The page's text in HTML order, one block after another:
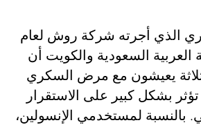
الذي أجرته شركة روش لعام
العربية السعودية والكويت أن
يعيشون مع مرض السكري
بشكل كبير على الاستقرار
بالنسبة لمستخدمي الإنسولين،